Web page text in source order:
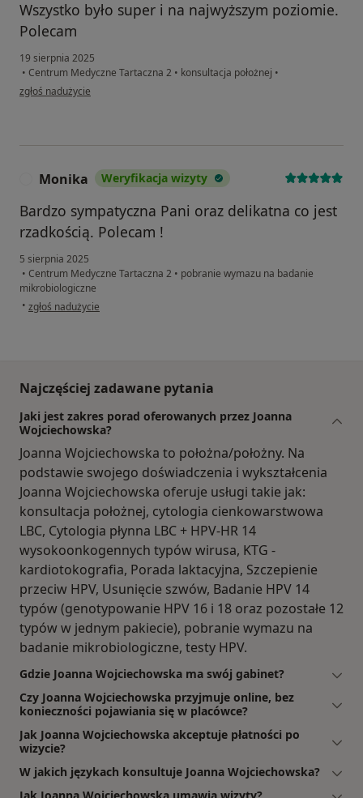
Wszystko było super i na najwyższym poziomie.
Polecam
19 sierpnia 2025
• Centrum Medyczne Tartaczna 2 • konsultacja położnej •
w opinii użytkownika Liudmyla
zgłoś nadużycie
Monika Weryfikacja wizyty
Bardzo sympatyczna Pani oraz delikatna co jest
rzadkością. Polecam !
5 sierpnia 2025
• Centrum Medyczne Tartaczna 2 • pobranie wymazu na badanie
mikrobiologiczne
• w opinii użytkownika Monika
zgłoś nadużycie
Najczęściej zadawane pytania
Jaki jest zakres porad oferowanych przez Joanna
Wojciechowska?
Joanna Wojciechowska to położna/położny. Na
podstawie swojego doświadczenia i wykształcenia
Joanna Wojciechowska oferuje usługi takie jak:
konsultacja położnej, cytologia cienkowarstwowa
LBC, Cytologia płynna LBC + HPV-HR 14
wysokoonkogennych typów wirusa, KTG -
kardiotokografia, Porada laktacyjna, Szczepienie
przeciw HPV, Usunięcie szwów, Badanie HPV 14
typów (genotypowanie HPV 16 i 18 oraz pozostałe 12
typów w jednym pakiecie), pobranie wymazu na
badanie mikrobiologiczne, testy HPV.
Gdzie Joanna Wojciechowska ma swój gabinet?
Czy Joanna Wojciechowska przyjmuje online, bez
konieczności pojawiania się w placówce?
Jak Joanna Wojciechowska akceptuje płatności po
wizycie?
W jakich językach konsultuje Joanna Wojciechowska?